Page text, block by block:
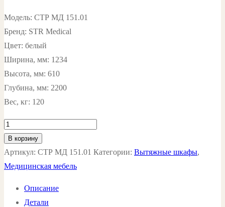
Модель: СТР МД 151.01
Бренд: STR Medical
Цвет: белый
Ширина, мм: 1234
Высота, мм: 610
Глубина, мм: 2200
Вес, кг: 120
Количество
товара
Шкаф
вытяжной
В корзину
Артикул: СТР МД 151.01 Категории: Вытяжные шкафы,
Медицинская мебель
Описание
Детали